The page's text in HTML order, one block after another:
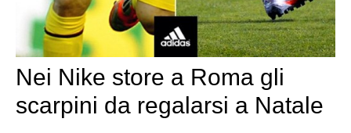
Nei Nike store a Roma gli
scarpini da regalarsi a Natale